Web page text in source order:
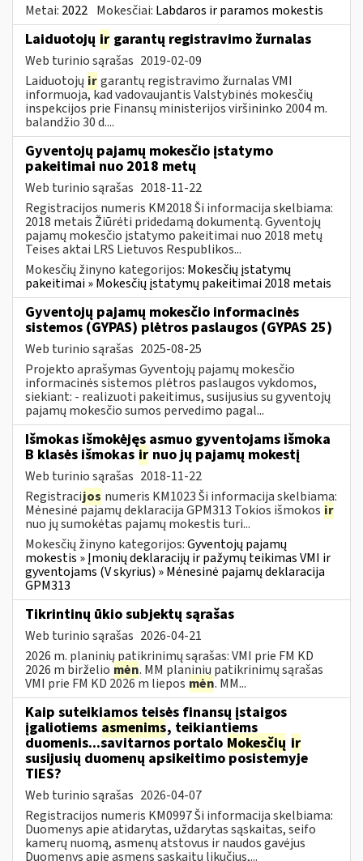
Metai: 2022 Mokesčiai: Labdaros ir paramos mokestis
Laiduotojų ir garantų registravimo žurnalas
Web turinio sąrašas 2019-02-09
Laiduotojų irgarantų registravimo žurnalas VMI
informuoja, kad vadovaujantis Valstybinės mokesčių
inspekcijos prie Finansų ministerijos viršininko 2004 m.
balandžio 30 d....
Gyventojų pajamų mokesčio įstatymo
pakeitimai nuo 2018 metų
Web turinio sąrašas 2018-11-22
Registracijos numeris KM2018 Ši informacija skelbiama:
2018 metais Žiūrėti pridedamą dokumentą. Gyventojų
pajamų mokesčio įstatymo pakeitimai nuo 2018 metų
Teises aktai LRS Lietuvos Respublikos...
Mokesčių žinyno kategorijos: Mokesčių įstatymų
pakeitimai » Mokesčių įstatymų pakeitimai 2018 metais
Gyventojų pajamų mokesčio informacinės
sistemos (GYPAS) plėtros paslaugos (GYPAS 25)
Web turinio sąrašas 2025-08-25
Projekto aprašymas Gyventojų pajamų mokesčio
informacinės sistemos plėtros paslaugos vykdomos,
siekiant: - realizuoti pakeitimus, susijusius su gyventojų
pajamų mokesčio sumos pervedimo pagal...
Išmokas išmokėjęs asmuo gyventojams išmoka
B klasės išmokas ir nuo jų pajamų mokestį
Web turinio sąrašas 2018-11-22
Registracijos numeris KM1023 Ši informacija skelbiama:
Mėnesinė pajamų deklaracija GPM313 Tokios išmokos ir
nuo jų sumokėtas pajamų mokestis turi...
Mokesčių žinyno kategorijos:Gyventojų pajamų
mokestis » Įmonių deklaracijų ir pažymų teikimas VMI ir
gyventojams (V skyrius) » Mėnesinė pajamų deklaracija
GPM313
Tikrintinų ūkio subjektų sąrašas
Web turinio sąrašas 2026-04-21
2026 m. planinių patikrinimų sąrašas: VMI prie FM KD
2026 m birželio mėn. MM planinių patikrinimų sąrašas
VMI prie FM KD 2026 m liepos mėn. MM...
Kaip suteikiamos teisės finansų įstaigos
įgaliotiems asmenims, teikiantiems
duomenis...savitarnos portalo Mokesčių ir
susijusių duomenų apsikeitimo posistemyje
TIES?
Web turinio sąrašas 2026-04-07
Registracijos numeris KM0997 Ši informacija skelbiama:
Duomenys apie atidarytas, uždarytas sąskaitas, seifo
kamerų nuomą, asmenų atstovus ir naudos gavėjus
Duomenys apie asmens sąskaitų likučius,...